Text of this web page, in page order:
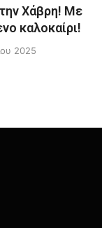
Χάβρη! Με
καλοκαίρι!
2025